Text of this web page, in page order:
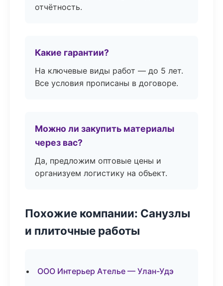
отчётность.
Какие гарантии?
На ключевые виды работ — до 5 лет.
Все условия прописаны в договоре.
Можно ли закупить материалы
через вас?
Да, предложим оптовые цены и
организуем логистику на объект.
Похожие компании: Санузлы
и плиточные работы
ООО Интерьер Ателье — Улан-Удэ